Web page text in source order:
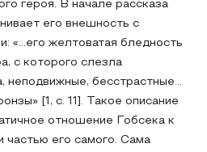
героя. В начале рассказа
его внешность с
«…его желтоватая бледность
с которого слезла
неподвижные, бесстрастные…
[1, c. 11]. Такое описание
отношение Гобсека к
частью его самого. Сама